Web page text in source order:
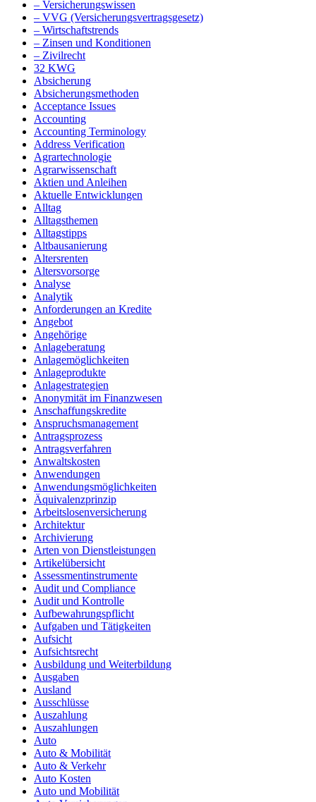
– Versicherungswissen
– VVG (Versicherungsvertragsgesetz)
– Wirtschaftstrends
– Zinsen und Konditionen
– Zivilrecht
32 KWG
Absicherung
Absicherungsmethoden
Acceptance Issues
Accounting
Accounting Terminology
Address Verification
Agrartechnologie
Agrarwissenschaft
Aktien und Anleihen
Aktuelle Entwicklungen
Alltag
Alltagsthemen
Alltagstipps
Altbausanierung
Altersrenten
Altersvorsorge
Analyse
Analytik
Anforderungen an Kredite
Angebot
Angehörige
Anlageberatung
Anlagemöglichkeiten
Anlageprodukte
Anlagestrategien
Anonymität im Finanzwesen
Anschaffungskredite
Anspruchsmanagement
Antragsprozess
Antragsverfahren
Anwaltskosten
Anwendungen
Anwendungsmöglichkeiten
Äquivalenzprinzip
Arbeitslosenversicherung
Architektur
Archivierung
Arten von Dienstleistungen
Artikelübersicht
Assessmentinstrumente
Audit und Compliance
Audit und Kontrolle
Aufbewahrungspflicht
Aufgaben und Tätigkeiten
Aufsicht
Aufsichtsrecht
Ausbildung und Weiterbildung
Ausgaben
Ausland
Ausschlüsse
Auszahlung
Auszahlungen
Auto
Auto & Mobilität
Auto & Verkehr
Auto Kosten
Auto und Mobilität